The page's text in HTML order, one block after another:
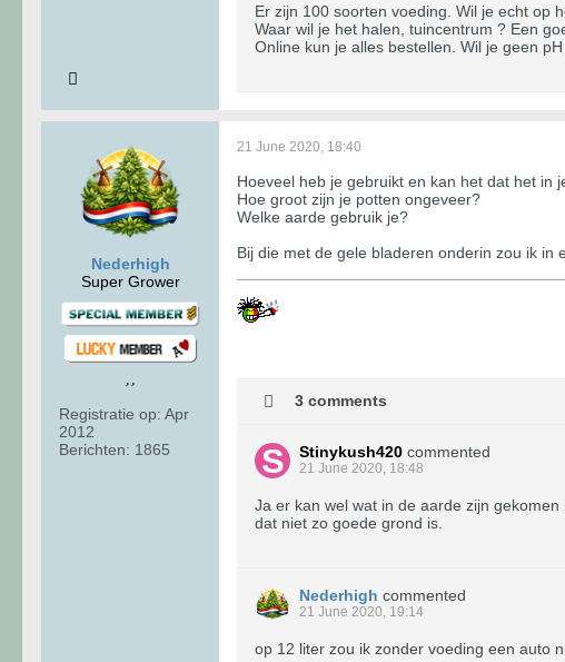
Er zijn 100 soorten voeding. Wil je echt op
Waar wil je het halen, tuincentrum ? Een
Online kun je alles bestellen. Wil je geen
Nederhigh
Super Grower
Registratie op: Apr
2012
Berichten: 1865
21 June 2020, 18:40
Hoeveel heb je gebruikt en kan het dat het in
Hoe groot zijn je potten ongeveer?
Welke aarde gebruik je?
Bij die met de gele bladeren onderin zou ik in
3 comments
Stinykush420 commented
21 June 2020, 18:48
Ja er kan wel wat in de aarde zijn
dat niet zo goede grond is.
Nederhigh commented
21 June 2020, 19:14
op 12 liter zou ik zonder voeding een auto